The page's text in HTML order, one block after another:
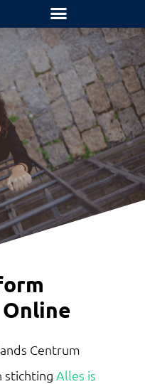
Centrum
stichting Alles is